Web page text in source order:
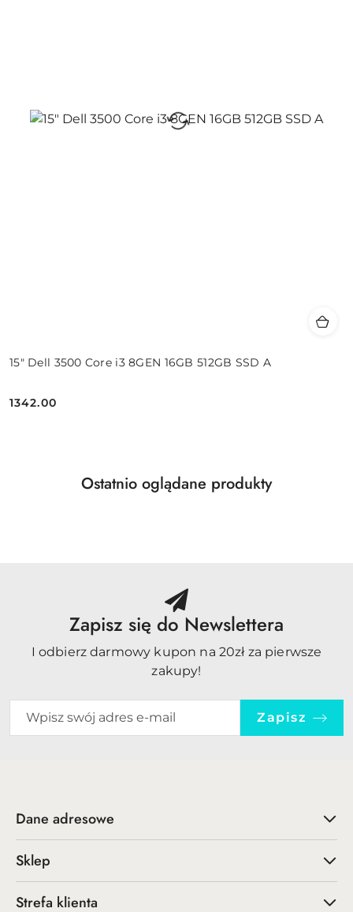
15" Dell 3500 Core i3 8GEN 16GB 512GB SSD A
Cena:
1342.00
Pomiń karuzelę produktów
Produkty
Ostatnio oglądane produkty
Zapisz się do Newslettera
I odbierz darmowy kupon na 20zł za pierwsze
zakupy!
Zapisz
Dane adresowe
Sklep
Strefa klienta